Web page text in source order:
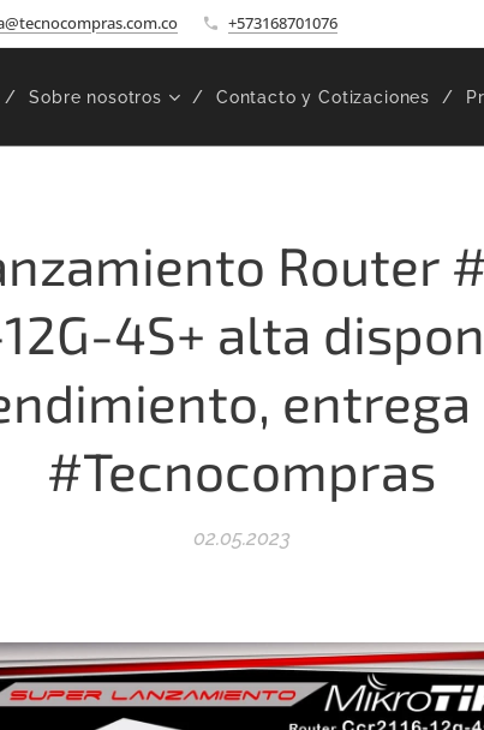
+573168701076
Sobre nosotros Contacto y Cotizaciones
Router
12G-4S+ alta
#Tecnocompras
02.05.2023